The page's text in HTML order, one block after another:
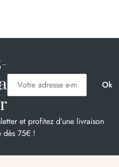
et profitez d’une livraison
dès 75€ !